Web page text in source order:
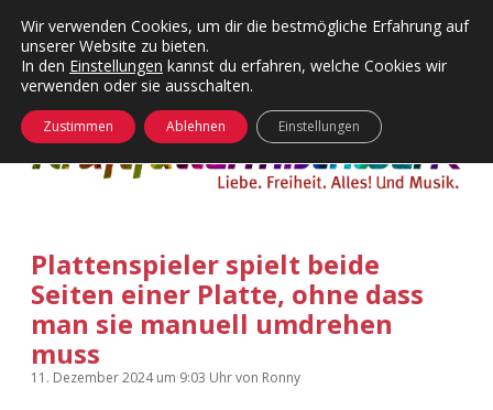
Kategorien
Menü
24 Hours Chilling
Die Wende
KFMW-Disco
kfmw.stuff
Kopfkinomusik
KFMW-Disco
Dates
Contact
Adventskalender Dropdown-
Menü
Adventskalender 2010
facebook
instagram
rss soundcloud
öffnen
Plattenspieler spielt beide
Seiten einer Platte, ohne dass
man sie manuell umdrehen
muss
11. Dezember 2024um 9:03 Uhrvon Ronny
Wir verwenden Cookies, um dir die bestmögliche Erfahrung auf
unserer Website zu bieten.
In den Einstellungen kannst du erfahren, welche Cookies wir
verwenden oder sie ausschalten.
Zustimmen Ablehnen Einstellungen